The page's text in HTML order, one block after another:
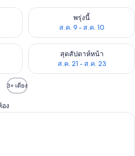
ในคืนนี้ ส.ค. 8 - ส.ค. 9พรุ่งนี้
ส.ค. 9 - ส.ค. 10
ตรวจสอบจำนวนห้องพักว่างใน
ในสุดสัปดาห์นี้ ส.ค. 14 - ส.ค. 16
สุดสัปดาห์หน้า
ส.ค. 21 - ส.ค. 23
ตรวจสอบจำนวนห้องพักว่างใน
3+ เตียง
ง
เครื่องนอนระดับพรีเมียม, มินิบาร์, ตู้นิ